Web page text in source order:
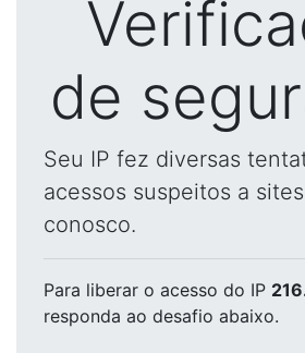
de
Seu IP fez diversas
acessos suspeitos a
conosco.
Para liberar o acesso do IP
responda ao desafio abaixo.